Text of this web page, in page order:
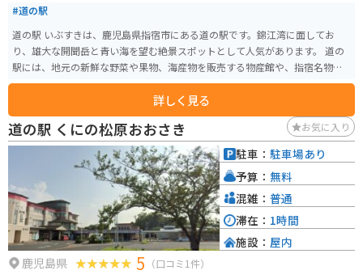
#道の駅
道の駅 いぶすきは、鹿児島県指宿市にある道の駅です。錦江湾に面してお
り、雄大な開聞岳と青い海を望む絶景スポットとして人気があります。 道の
駅には、地元の新鮮な野菜や果物、海産物を販売する物産館や、指宿名物の
黒豚料理やかつおラーメンなどを味わえるレストランがあります。また、足
湯や温泉施設もあり、旅の疲れを癒やすことができます。 バイクで訪れる場
合、道の駅には広々とした駐車場が完備されているので安心です。周辺に
は、薩摩藩の歴史を感じられる知覧武家屋敷群や、開聞岳登山道など、観光
スポットも充実しています。指宿産の鰹を使ったかつお節や、温暖な気候で
育ったマンゴーやソラマメなどもおすすめです。
詳しく見る
道の駅 くにの松原おおさき お気に入り
鹿児島県 5 （口コミ1件）
駐車： 駐車場あり
予算： 無料
混雑： 普通
滞在： 1時間
施設： 屋内